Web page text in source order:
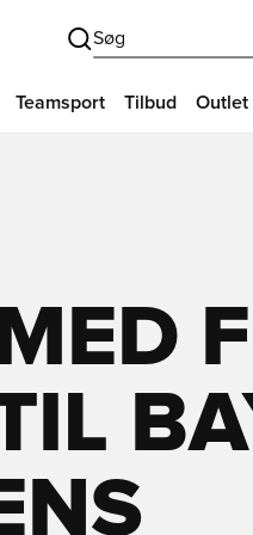
Søg
Teamsport Tilbud Outlet